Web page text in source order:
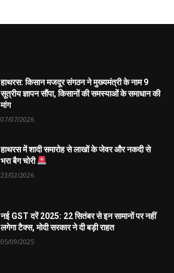
हाथरस: किसान मजदूर संगठन ने मुख्यमंत्री के नाम 9
सूत्रीय ज्ञापन सौंपा, किसानों की समस्याओं के समाधान की
मांग
07/07/2026
हाथरस में शादी समारोह से लाखों के जेवर और नकदी से
भरा बैग चोरी
23/02/2026
नई GST दरें 2025: 22 सितंबर से इन सामानों पर नहीं
लगेगा टैक्स, मोदी सरकार ने दी बड़ी राहत
05/09/2025